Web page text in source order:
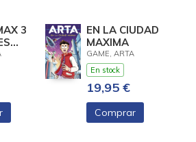
3
EN LA CIUDAD
MAXIMA
GAME, ARTA
En stock
19,95 €
Comprar